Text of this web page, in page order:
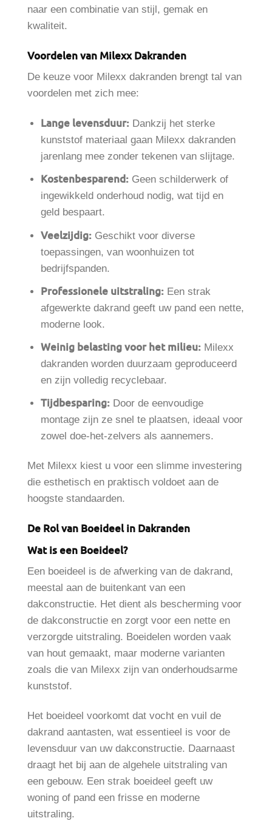
naar een combinatie van stijl, gemak en
kwaliteit.
Voordelen van Milexx Dakranden
De keuze voor Milexx dakranden brengt tal van
voordelen met zich mee:
Lange levensduur: Dankzij het sterke
kunststof materiaal gaan Milexx dakranden
jarenlang mee zonder tekenen van slijtage.
Kostenbesparend: Geen schilderwerk of
ingewikkeld onderhoud nodig, wat tijd en
geld bespaart.
Veelzijdig: Geschikt voor diverse
toepassingen, van woonhuizen tot
bedrijfspanden.
Professionele uitstraling: Een strak
afgewerkte dakrand geeft uw pand een nette,
moderne look.
Weinig belasting voor het milieu: Milexx
dakranden worden duurzaam geproduceerd
en zijn volledig recyclebaar.
Tijdbesparing: Door de eenvoudige
montage zijn ze snel te plaatsen, ideaal voor
zowel doe-het-zelvers als aannemers.
Met Milexx kiest u voor een slimme investering
die esthetisch en praktisch voldoet aan de
hoogste standaarden.
De Rol van Boeideel in Dakranden
Wat is een Boeideel?
Een boeideel is de afwerking van de dakrand,
meestal aan de buitenkant van een
dakconstructie. Het dient als bescherming voor
de dakconstructie en zorgt voor een nette en
verzorgde uitstraling. Boeidelen worden vaak
van hout gemaakt, maar moderne varianten
zoals die van Milexx zijn van onderhoudsarme
kunststof.
Het boeideel voorkomt dat vocht en vuil de
dakrand aantasten, wat essentieel is voor de
levensduur van uw dakconstructie. Daarnaast
draagt het bij aan de algehele uitstraling van
een gebouw. Een strak boeideel geeft uw
woning of pand een frisse en moderne
uitstraling.